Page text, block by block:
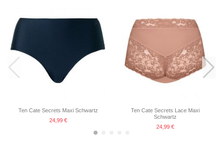
Ten Cate Secrets Maxi Schwartz
24,99 €
Ten Cate Secrets Lace Maxi
Schwartz
24,99 €